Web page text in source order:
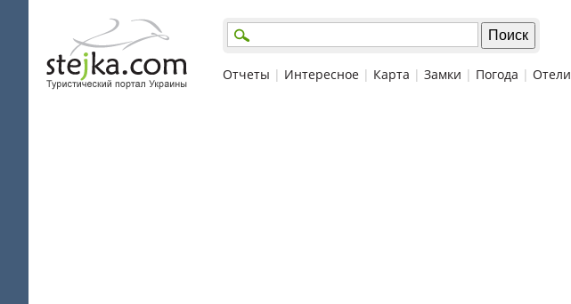
Отчеты | Интересное | Карта | Замки | Погода | Отели